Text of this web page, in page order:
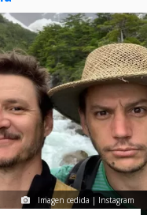
Imagen cedida | Instagram